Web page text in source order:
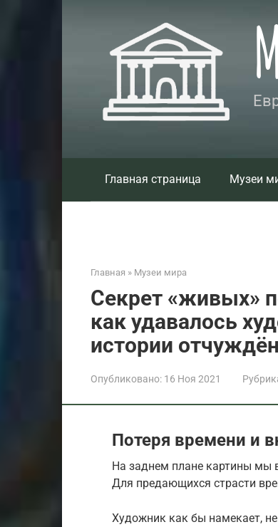
Главная страница Музеи
Главная » Музеи мира
Секрет «живых»
как удавалось
истории
Опубликовано: 16 Ноя 2021
Потеря времени и
На заднем плане картины мы
Для предающихся страсти
Художник как бы намекает,